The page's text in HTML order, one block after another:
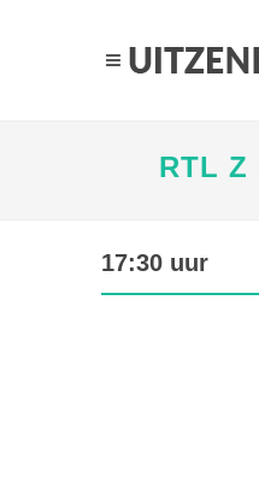
RTL Z
17:30 uur